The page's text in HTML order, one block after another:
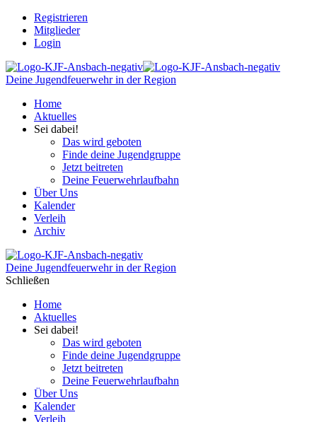
Registrieren
Mitglieder
Login
Deine Jugendfeuerwehr in der Region
Home
Aktuelles
Sei dabei!
Das wird geboten
Finde deine Jugendgruppe
Jetzt beitreten
Deine Feuerwehrlaufbahn
Über Uns
Kalender
Verleih
Archiv
Deine Jugendfeuerwehr in der Region
Schließen
Home
Aktuelles
Sei dabei!
Das wird geboten
Finde deine Jugendgruppe
Jetzt beitreten
Deine Feuerwehrlaufbahn
Über Uns
Kalender
Verleih